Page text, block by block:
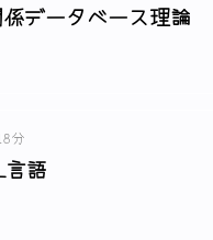
データベース理論
分
語